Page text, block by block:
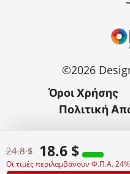
24.8 $ 18.6 $
Οι τιμές περιλαμβάνουν Φ.Π.Α. 24%
©2026
Όροι Χρήσης
Πολιτική